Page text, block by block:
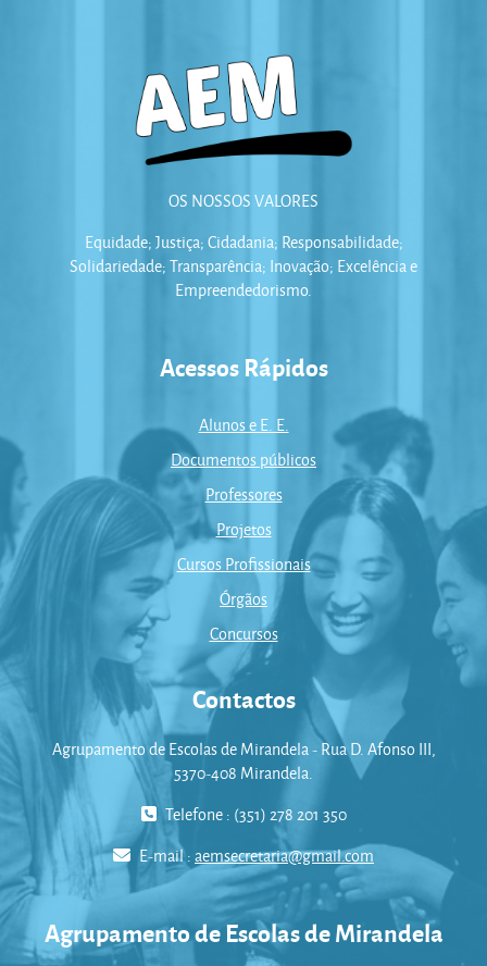
OS NOSSOS VALORES
Equidade; Justiça; Cidadania; Responsabilidade;
Solidariedade; Transparência; Inovação; Excelência e
Empreendedorismo.
Acessos Rápidos
Alunos e E. E.
Documentos públicos
Professores
Projetos
Cursos Profissionais
Órgãos
Concursos
Contactos
Agrupamento de Escolas de Mirandela - Rua D. Afonso III,
5370-408 Mirandela.
Telefone : (351) 278 201 350
E-mail :aemsecretaria@gmail.com
Agrupamento de Escolas de Mirandela